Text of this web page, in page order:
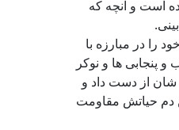
است و انچه که
را در مبارزه با
پنجابی ها و نوکر
از دست داد و
دم حیاتش مقاومت